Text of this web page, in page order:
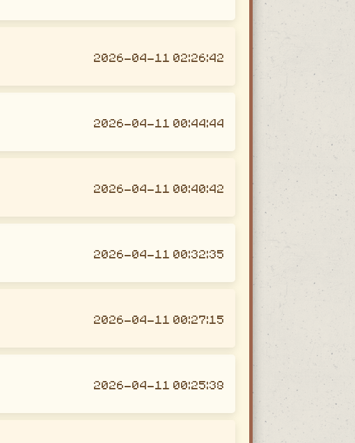
2026-04-11 02:26:42
2026-04-11 00:44:44
2026-04-11 00:40:42
2026-04-11 00:32:35
2026-04-11 00:27:15
2026-04-11 00:25:38